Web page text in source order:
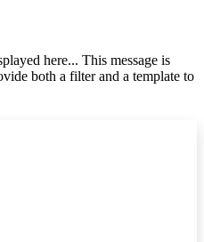
here... This message is
both a filter and a template to